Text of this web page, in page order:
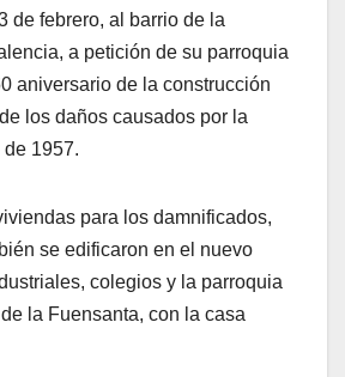
de febrero, al barrio de la
a petición de su parroquia
aniversario de la construcción
los daños causados por la
1957.
para los damnificados,
se edificaron en el nuevo
colegios y la parroquia
la Fuensanta, con la casa